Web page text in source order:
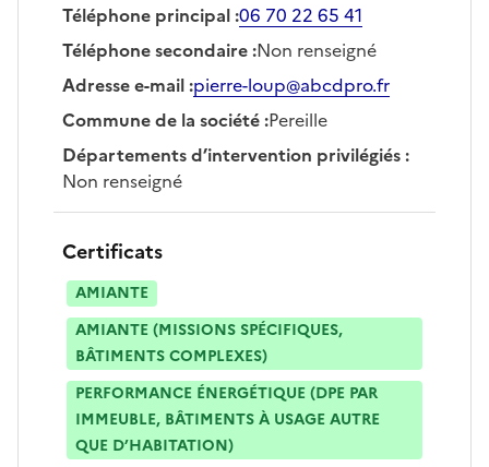
Téléphone principal:06 70 22 65 41
Téléphone secondaire:Non renseigné
Adresse e-mail:pierre-loup@abcdpro.fr
Commune de la société:Pereille
Départements d’intervention privilégiés:
Non renseigné
Certificats
AMIANTE
AMIANTE (MISSIONS SPÉCIFIQUES,
BÂTIMENTS COMPLEXES)
PERFORMANCE ÉNERGÉTIQUE (DPE PAR
IMMEUBLE, BÂTIMENTS À USAGE AUTRE
QUE D’HABITATION)